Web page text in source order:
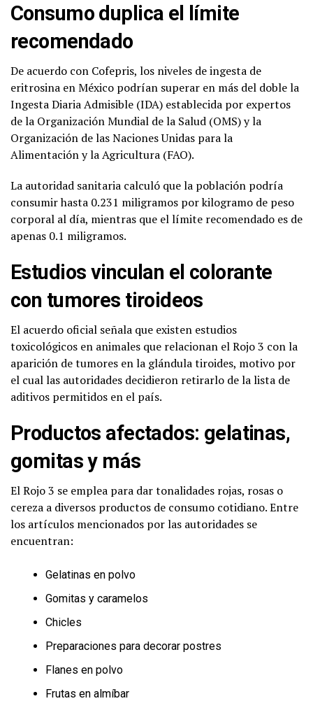
Consumo duplica el límite
recomendado
De acuerdo con Cofepris, los niveles de ingesta de
eritrosina en México podrían superar en más del doble la
Ingesta Diaria Admisible (IDA) establecida por expertos
de la Organización Mundial de la Salud (OMS) y la
Organización de las Naciones Unidas para la
Alimentación y la Agricultura (FAO).
La autoridad sanitaria calculó que la población podría
consumir hasta 0.231 miligramos por kilogramo de peso
corporal al día, mientras que el límite recomendado es de
apenas 0.1 miligramos.
Estudios vinculan el colorante
con tumores tiroideos
El acuerdo oficial señala que existen estudios
toxicológicos en animales que relacionan el Rojo 3 con la
aparición de tumores en la glándula tiroides, motivo por
el cual las autoridades decidieron retirarlo de la lista de
aditivos permitidos en el país.
Productos afectados: gelatinas,
gomitas y más
El Rojo 3 se emplea para dar tonalidades rojas, rosas o
cereza a diversos productos de consumo cotidiano. Entre
los artículos mencionados por las autoridades se
encuentran:
Gelatinas en polvo
Gomitas y caramelos
Chicles
Preparaciones para decorar postres
Flanes en polvo
Frutas en almíbar